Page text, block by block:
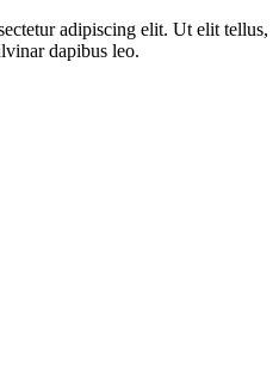
adipiscing elit. Ut elit tellus,
dapibus leo.